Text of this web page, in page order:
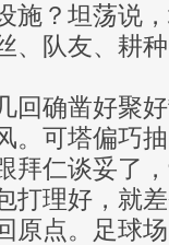
施？坦荡说
、队友、耕
回确凿好聚
。可塔偏巧
拜仁谈妥了
打理好，就
原点。足球